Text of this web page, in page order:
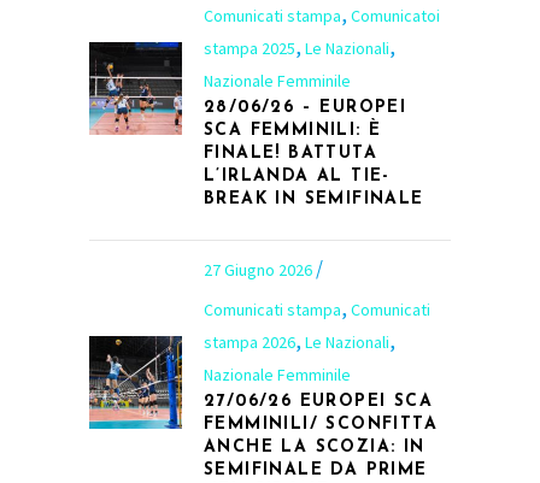
Comunicati stampa, Comunicatoi
stampa 2025, Le Nazionali,
Nazionale Femminile
28/06/26 – EUROPEI
SCA FEMMINILI: È
FINALE! BATTUTA
L’IRLANDA AL TIE-
BREAK IN SEMIFINALE
27 Giugno 2026
Comunicati stampa, Comunicati
stampa 2026, Le Nazionali,
Nazionale Femminile
27/06/26 EUROPEI SCA
FEMMINILI/ SCONFITTA
ANCHE LA SCOZIA: IN
SEMIFINALE DA PRIME